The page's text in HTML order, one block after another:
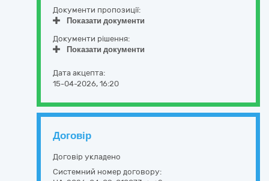
Документи пропозиції:
Показати документи
Документи рішення:
Показати документи
Дата акцепта:
15-04-2026, 16:20
Договір
Договір укладено
Системний номер договору: